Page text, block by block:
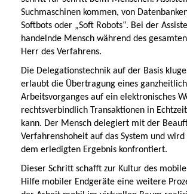
Suchmaschinen kommen, von
Softbots oder „Soft Robots“. Bei der
handelnde Mensch während des
Herr des Verfahrens.
Die Delegationstechnik auf der Basis
erlaubt die Übertragung eines
Arbeitsvorganges auf ein elektronisches
rechtsverbindlich Transaktionen in
kann. Der Mensch delegiert mit der
Verfahrenshoheit auf das System und
dem erledigten Ergebnis konfrontiert.
Dieser Schritt schafft zur Kultur des
Hilfe mobiler Endgeräte eine weitere